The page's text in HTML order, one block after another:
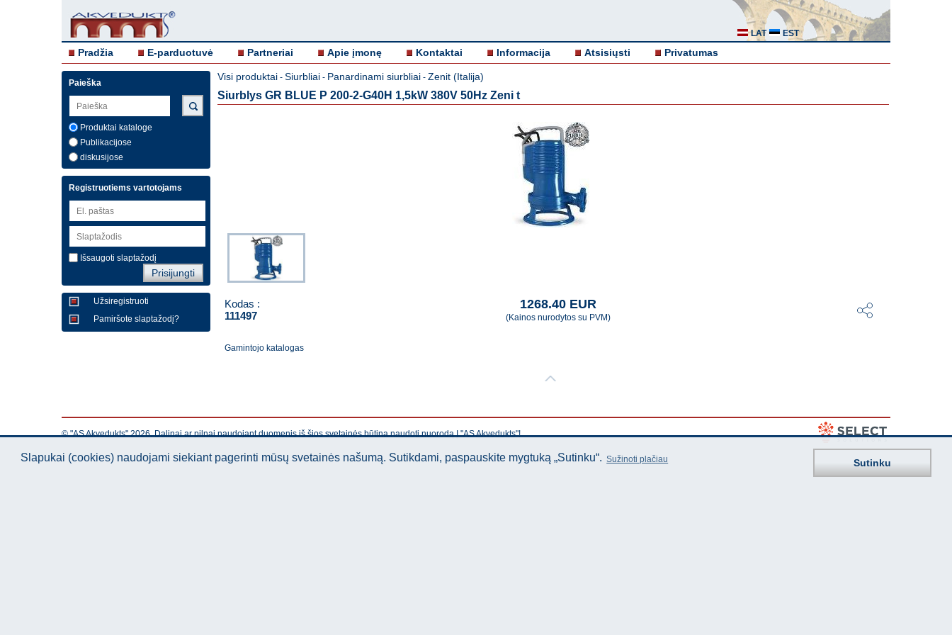
LAT EST
Pradžia E-parduotuvė Partneriai Apie įmonę Kontaktai Informacija Atsisiųsti Privatumas
Paieška
Produktai kataloge
Publikacijose
diskusijose
Registruotiems vartotojams
Išsaugoti slaptažodį
Užsiregistruoti
Pamiršote slaptažodį?
Visi produktai - Siurbliai - Panardinami siurbliai - Zenit (Italija)
Siurblys GR BLUE P 200-2-G40H 1,5kW 380V 50Hz Zeni t
Kodas :
111497
1268.40 EUR
(Kainos nurodytos su PVM)
Gamintojo katalogas
© "AS Akvedukts" 2026. Dalinai ar pilnai naudojant duomenis iš šios svetainės būtina naudoti nuorodą Į "AS Akvedukts"!
Slapukai (cookies) naudojami siekiant pagerinti mūsų svetainės našumą. Sutikdami, paspauskite mygtuką „Sutinku“. Sužinoti plačiau Sutinku